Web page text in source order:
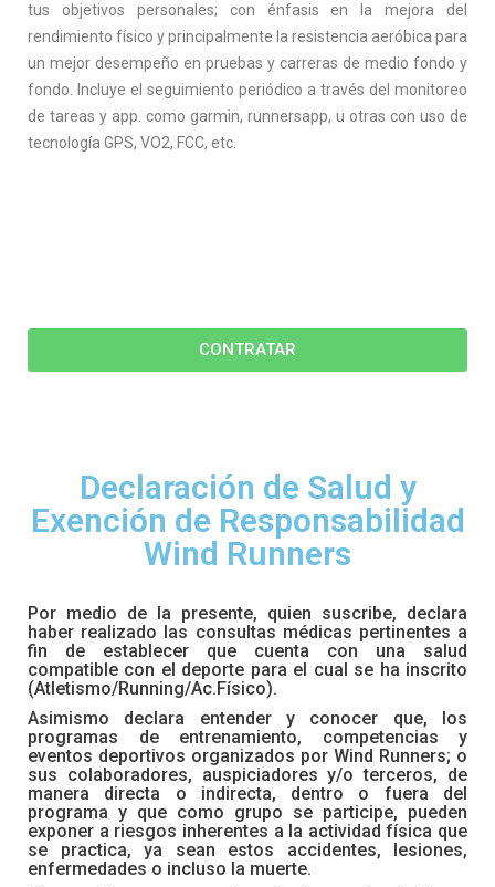
tus objetivos personales; con énfasis en la mejora del
rendimiento físico y principalmente la resistencia aeróbica para
un mejor desempeño en pruebas y carreras de medio fondo y
fondo. Incluye el seguimiento periódico a través del monitoreo
de tareas y app. como garmin, runnersapp, u otras con uso de
tecnología GPS, VO2, FCC, etc.
CONTRATAR
Declaración de Salud y
Exención de Responsabilidad
Wind Runners
Por medio de la presente, quien suscribe, declara
haber realizado las consultas médicas pertinentes a
fin de establecer que cuenta con una salud
compatible con el deporte para el cual se ha inscrito
(Atletismo/Running/Ac.Físico).
Asimismo declara entender y conocer que, los
programas de entrenamiento, competencias y
eventos deportivos organizados por Wind Runners; o
sus colaboradores, auspiciadores y/o terceros, de
manera directa o indirecta, dentro o fuera del
programa y que como grupo se participe, pueden
exponer a riesgos inherentes a la actividad física que
se practica, ya sean estos accidentes, lesiones,
enfermedades o incluso la muerte.